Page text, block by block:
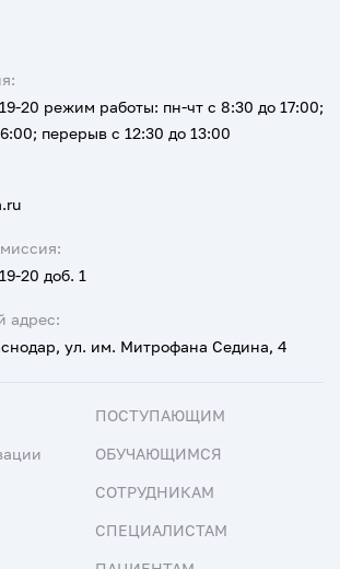
адрес:
ул. им. Митрофана Седина, 4
20 доб. 1
20 режим работы: пн-чт с 8:30 до 17:00;
перерыв с 12:30 до 13:00
ПОСТУПАЮЩИМ
ОБУЧАЮЩИМСЯ
СОТРУДНИКАМ
СПЕЦИАЛИСТАМ